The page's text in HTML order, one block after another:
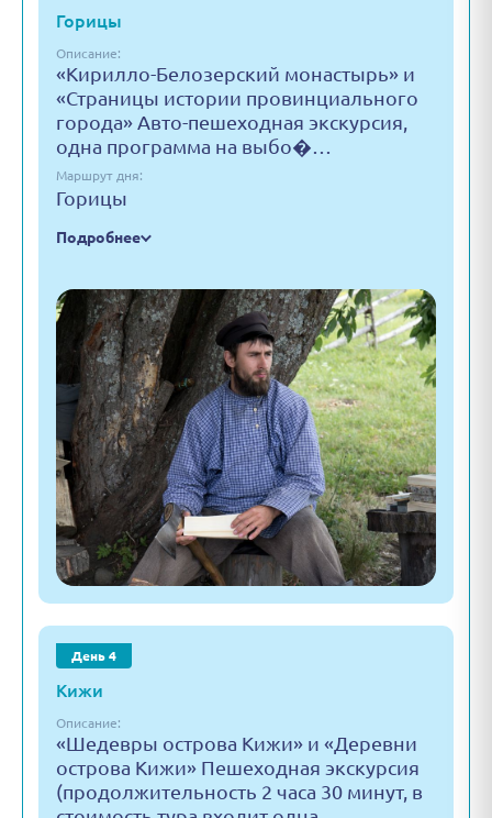
Горицы
Описание:
«Кирилло-Белозерский монастырь» и
«Страницы истории провинциального
города» Авто-пешеходная экскурсия,
одна программа на выбо�…
Маршрут дня:
Горицы
Подробнее
День 4
Кижи
Описание:
«Шедевры острова Кижи» и «Деревни
острова Кижи» Пешеходная экскурсия
(продолжительность 2 часа 30 минут, в